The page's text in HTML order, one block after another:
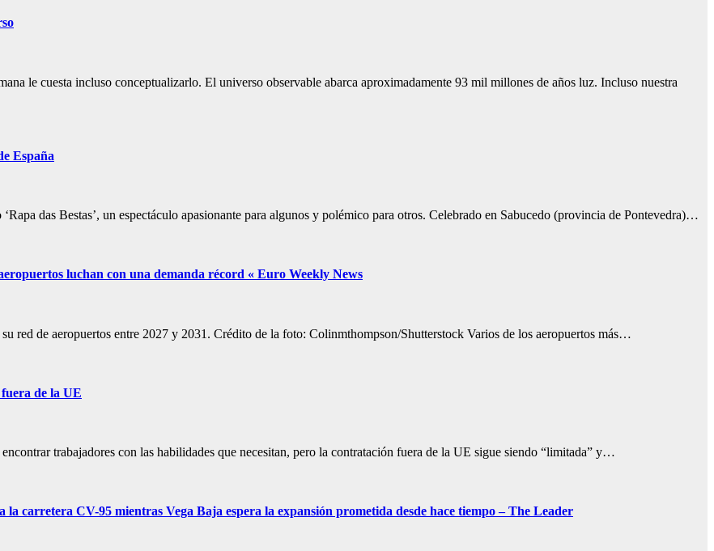
le cuesta incluso conceptualizarlo. El universo observable abarca aproximadamente 93 mil millones de años luz. Incluso nuestra
España
das Bestas’, un espectáculo apasionante para algunos y polémico para otros. Celebrado en Sabucedo (provincia de Pontevedra)…
luchan con una demanda récord « Euro Weekly News
red de aeropuertos entre 2027 y 2031. Crédito de la foto: Colinmthompson/Shutterstock Varios de los aeropuertos más…
de la UE
trabajadores con las habilidades que necesitan, pero la contratación fuera de la UE sigue siendo “limitada” y…
carretera CV-95 mientras Vega Baja espera la expansión prometida desde hace tiempo – The Leader